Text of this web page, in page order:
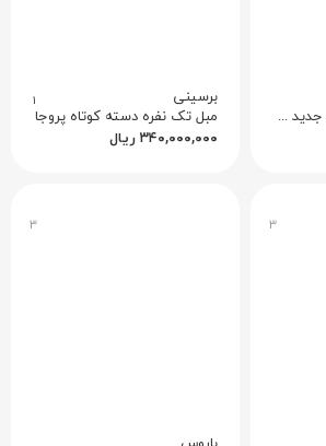
مبل تک نفره کلاسیک جدید مرجان کد ۲
برسینی ۱
مبل تک نفره دسته کوتاه پروجا
۳۴۰,۰۰۰,۰۰۰ ریال
۳ ۳